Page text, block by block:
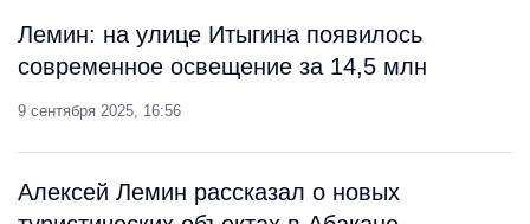
Лемин: на улице Итыгина появилось
современное освещение за 14,5 млн
9 сентября 2025, 16:56
Алексей Лемин рассказал о новых